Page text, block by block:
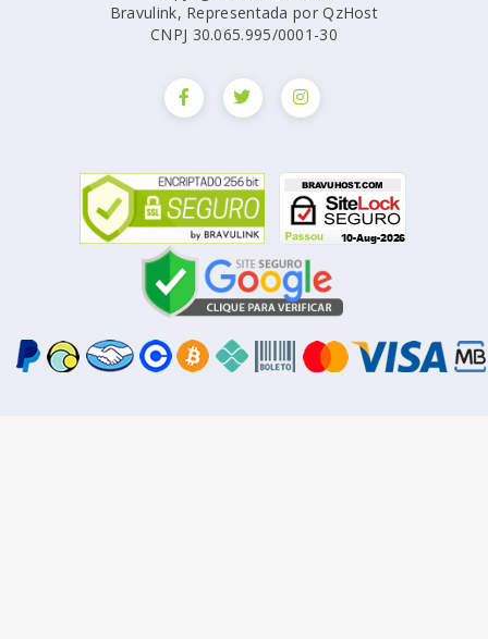
Bravulink, Representada por QzHost
CNPJ 30.065.995/0001-30